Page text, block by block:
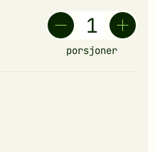
porsjoner